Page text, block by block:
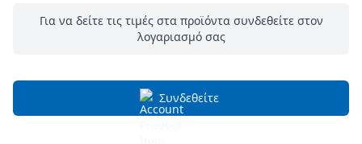
Για να δείτε τις τιμές στα προϊόντα συνδεθείτε στον
λογαριασμό σας
Συνδεθείτε